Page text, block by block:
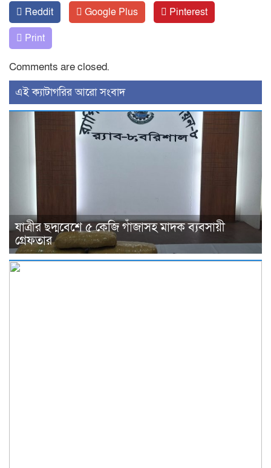
Reddit
Google Plus
Pinterest
Print
Comments are closed.
‍এই ক্যাটাগরির ‍আরো সংবাদ
যাত্রীর ছদ্মবেশে ৫ কেজি গাঁজাসহ মাদক ব্যবসায়ী
গ্রেফতার